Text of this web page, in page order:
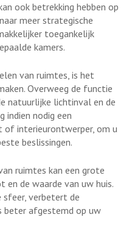
ook betrekking hebben op
meer strategische
toegankelijk
kamers.
van ruimtes, is het
Overweeg de functie
natuurlijke lichtinval en de
indien nodig een
of interieurontwerper, om u
beslissingen.
ruimtes kan een grote
en de waarde van uw huis.
sfeer, verbetert de
afgestemd op uw